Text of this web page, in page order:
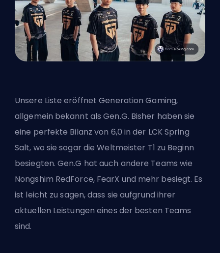
Unsere Liste eröffnet Generation Gaming,
allgemein bekannt als Gen.G. Bisher haben sie
eine perfekte Bilanz von 6,0 in der LCK Spring
Salt, wo sie sogar die Weltmeister T1 zu Beginn
besiegten. Gen.G hat auch andere Teams wie
Nongshim RedForce, FearX und mehr besiegt. Es
ist leicht zu sagen, dass sie aufgrund ihrer
aktuellen Leistungen eines der besten Teams
sind.